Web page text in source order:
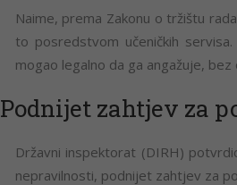
Naime, prema Zakonu o tržištu
to posredstvom učeničkih
mogao legalno da ga angažuje,
Podnijet zahtjev za
Državni inspektorat (DIRH)
nepravilnosti, podnijet zahtjev za